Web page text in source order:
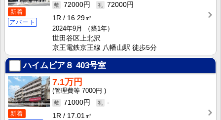
新着
アパート
72000円
72000円
1R
16.29㎡
2024年9月
（築1年）
世田谷区上北沢
京王電鉄京王線 八幡山駅 徒歩5分
ハイムピア８ 403号室
新着
7.1万円
7000円
71000円
-
1R
17.01㎡